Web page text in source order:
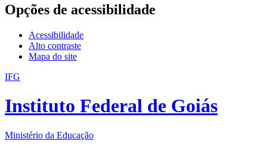
Opções de acessibilidade
Acessibilidade
Alto contraste
Mapa do site
IFG
Instituto Federal de Goiás
Ministério da Educação